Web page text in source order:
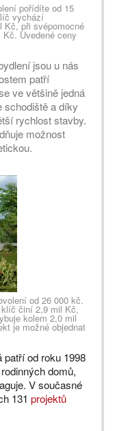
pořídíte od 15
vychází
Kč, při svépomocné
Uvedené ceny
jsou u nás
patří
ve většině jedná
schodiště a díky
rychlost stavby.
možnost
od 26 000 kč.
činí 2,9 mil Kč,
kolem 2,0 mil
je možné objednat
patří od roku 1998
domů,
V současné
131 projektů